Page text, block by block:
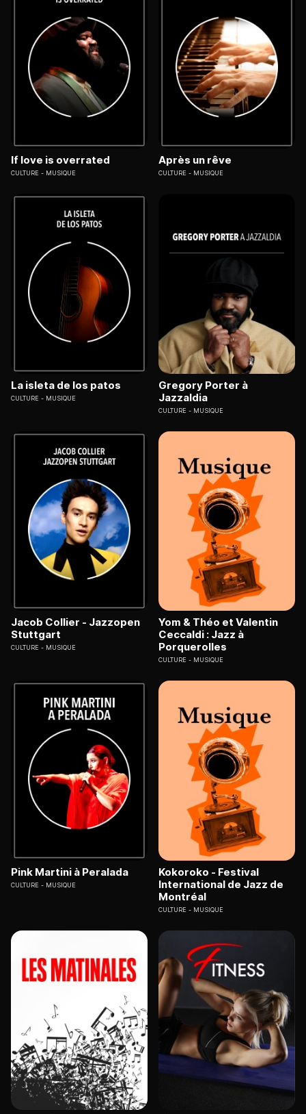
If love is overrated
CULTURE MUSIQUE
Après un rêve
CULTURE MUSIQUE
La isleta de los patos
CULTURE MUSIQUE
Gregory Porter à
Jazzaldia
CULTURE MUSIQUE
Jacob Collier - Jazzopen
Stuttgart
CULTURE MUSIQUE
Yom & Théo et Valentin
Ceccaldi : Jazz à
Porquerolles
CULTURE MUSIQUE
Pink Martini à Peralada
CULTURE MUSIQUE
Kokoroko - Festival
International de Jazz de
Montréal
CULTURE MUSIQUE